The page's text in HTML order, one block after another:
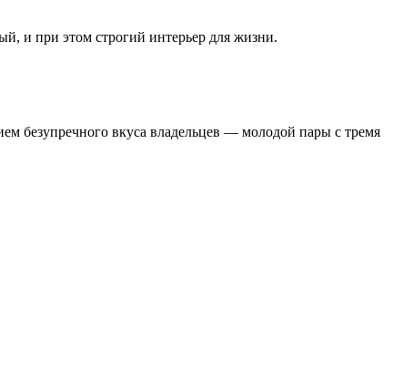
и при этом строгий интерьер для жизни.
безупречного вкуса владельцев — молодой пары с тремя